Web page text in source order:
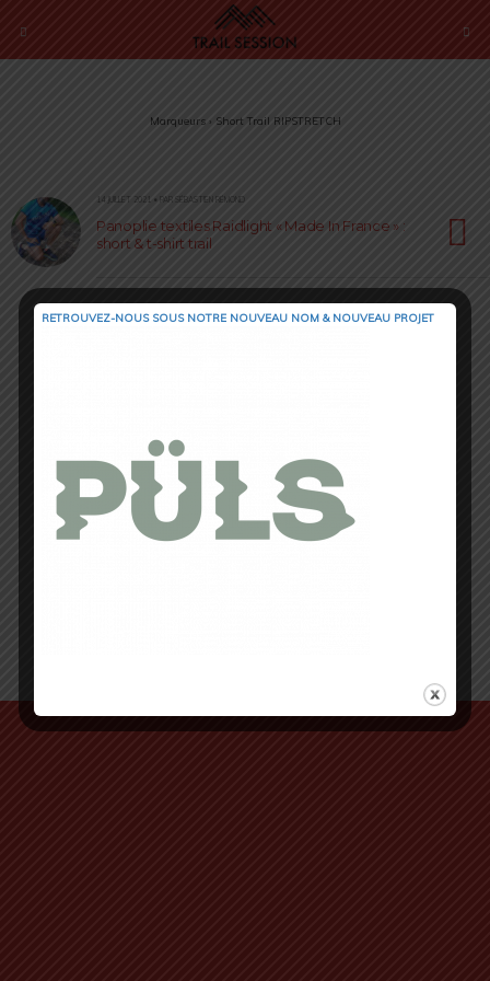
Marqueurs › Short Trail RIPSTRETCH
14 JUILLET 2021 • PAR SÉBASTIEN RÉMOND
Panoplie textiles Raidlight « Made In France » :
short & t-shirt trail
RETROUVEZ-NOUS SOUS NOTRE NOUVEAU NOM & NOUVEAU PROJET